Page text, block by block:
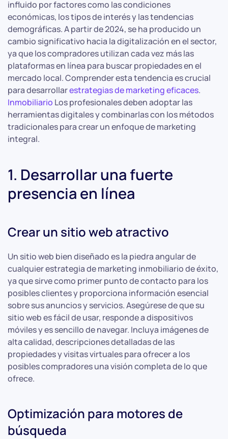
influido por factores como las condiciones
económicas, los tipos de interés y las tendencias
demográficas. A partir de 2024, se ha producido un
cambio significativo hacia la digitalización en el sector,
ya que los compradores utilizan cada vez más las
plataformas en línea para buscar propiedades en el
mercado local. Comprender esta tendencia es crucial
para desarrollarestrategias de marketing eficaces.
Inmobiliario Los profesionales deben adoptar las
herramientas digitales y combinarlas con los métodos
tradicionales para crear un enfoque de marketing
integral.
1. Desarrollar una fuerte
presencia en línea
Crear un sitio web atractivo
Un sitio web bien diseñado es la piedra angular de
cualquier estrategia de marketing inmobiliario de éxito,
ya que sirve como primer punto de contacto para los
posibles clientes y proporciona información esencial
sobre sus anuncios y servicios. Asegúrese de que su
sitio web es fácil de usar, responde a dispositivos
móviles y es sencillo de navegar. Incluya imágenes de
alta calidad, descripciones detalladas de las
propiedades y visitas virtuales para ofrecer a los
posibles compradores una visión completa de lo que
ofrece.
Optimización para motores de
búsqueda